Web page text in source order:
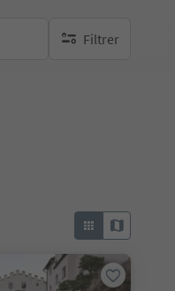
Filtrer
aucun filtre actif